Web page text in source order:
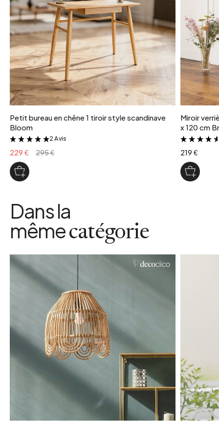
Petit bureau en chêne 1 tiroir style scandinave
Bloom
&
2 Avis
229 € 295 €
Miroir
x 120 cm
219 €
Dans la
mêmecatégorie